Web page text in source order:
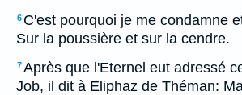
6 C'est pourquoi je me condamne
Sur la poussière et sur la cendre.
7Après que l'Eternel eut adressé
Job, il dit à Eliphaz de Théman: